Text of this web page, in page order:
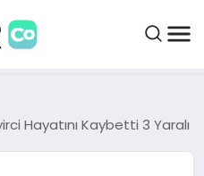
Hayatını Kaybetti 3 Yaralı